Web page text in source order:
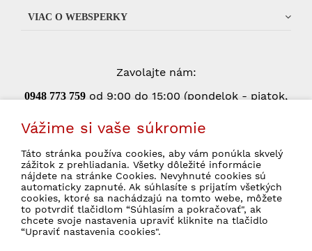
VIAC O WEBSPERKY
Zavolajte nám:
0948 773 759 od 9:00 do 15:00 (pondelok - piatok,
Súhlasím so spracovaním osobných údajov
pre marketingové účely.Ochrana osobných
údajov
Vážime si vaše súkromie
Táto stránka používa cookies, aby vám ponúkla skvelý
zážitok z prehliadania. Všetky dôležité informácie
nájdete na stránke Cookies. Nevyhnuté cookies sú
automaticky zapnuté. Ak súhlasíte s prijatím všetkých
cookies, ktoré sa nachádzajú na tomto webe, môžete
to potvrdiť tlačidlom “Súhlasím a pokračovať", ak
chcete svoje nastavenia upraviť kliknite na tlačidlo
“Upraviť nastavenia cookies".